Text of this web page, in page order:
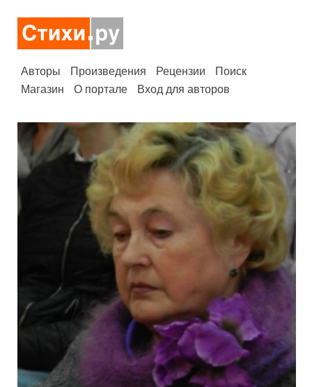
Авторы Произведения Рецензии
Поиск
Магазин
О портале Вход для авторов